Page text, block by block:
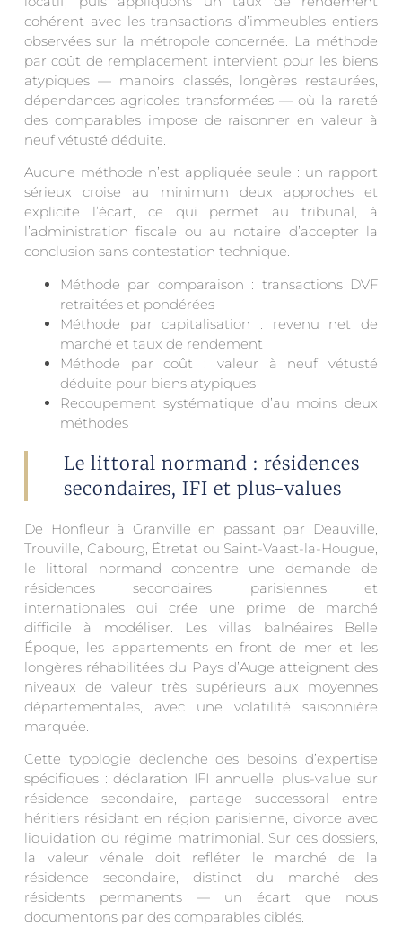
cohérent avec les transactions d’immeubles entiers
observées sur la métropole concernée. La méthode
par coût de remplacement intervient pour les biens
atypiques — manoirs classés, longères restaurées,
dépendances agricoles transformées — où la rareté
des comparables impose de raisonner en valeur à
neuf vétusté déduite.
Aucune méthode n’est appliquée seule : un rapport
sérieux croise au minimum deux approches et
explicite l’écart, ce qui permet au tribunal, à
l’administration fiscale ou au notaire d’accepter la
conclusion sans contestation technique.
Méthode par comparaison : transactions DVF
retraitées et pondérées
Méthode par capitalisation : revenu net de
marché et taux de rendement
Méthode par coût : valeur à neuf vétusté
déduite pour biens atypiques
Recoupement systématique d’au moins deux
méthodes
Le littoral normand : résidences
secondaires, IFI et plus-values
De Honfleur à Granville en passant par Deauville,
Trouville, Cabourg, Étretat ou Saint-Vaast-la-Hougue,
le littoral normand concentre une demande de
résidences secondaires parisiennes et
internationales qui crée une prime de marché
difficile à modéliser. Les villas balnéaires Belle
Époque, les appartements en front de mer et les
longères réhabilitées du Pays d’Auge atteignent des
niveaux de valeur très supérieurs aux moyennes
départementales, avec une volatilité saisonnière
marquée.
Cette typologie déclenche des besoins d’expertise
spécifiques : déclaration IFI annuelle, plus-value sur
résidence secondaire, partage successoral entre
héritiers résidant en région parisienne, divorce avec
liquidation du régime matrimonial. Sur ces dossiers,
la valeur vénale doit refléter le marché de la
résidence secondaire, distinct du marché des
résidents permanents — un écart que nous
documentons par des comparables ciblés.